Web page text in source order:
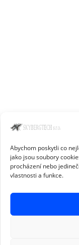
Abychom poskytli co
jako jsou soubory
procházení nebo
vlastnosti a funkce.